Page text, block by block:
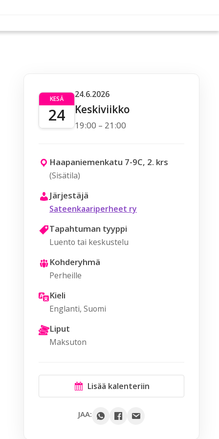
KESÄ
24
24.6.2026
Keskiviikko
19:00 – 21:00
Haapaniemenkatu 7-9C, 2. krs
(Sisätila)
Järjestäjä
Sateenkaariperheet ry
Tapahtuman tyyppi
Luento tai keskustelu
Kohderyhmä
Perheille
Kieli
Englanti, Suomi
Liput
Maksuton
Lisää kalenteriin
JAA: